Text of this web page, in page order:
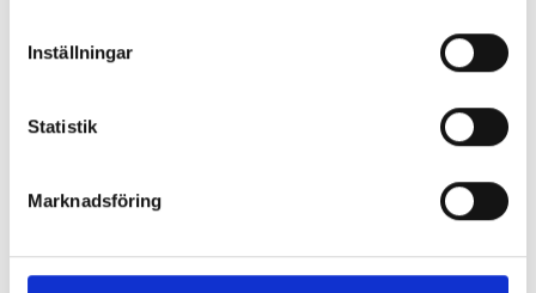
Inställningar
Statistik
Marknadsföring
Leni, Moa & David 1 -
När allt förändras